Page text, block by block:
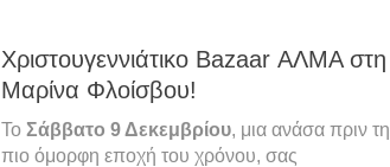
Χριστουγεννιάτικο Bazaar ΑΛΜΑ στη
Μαρίνα Φλοίσβου!
Το Σάββατο 9 Δεκεμβρίου, μια ανάσα πριν τη
πιο όμορφη εποχή του χρόνου, σας